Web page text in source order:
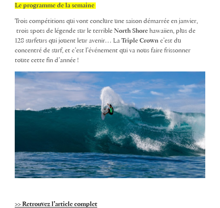
Le programme de la semaine
Trois compétitions qui vont conclure une saison démarrée en janvier,
trois spots de légende sur le terrible North Shore hawaiien, plus de
128 surfeurs qui jouent leur avenir… La Triple Crown c’est du
concentré de surf, et c’est l’événement qui va nous faire frissonner
toute cette fin d’année !
>> Retrouvez l’article complet